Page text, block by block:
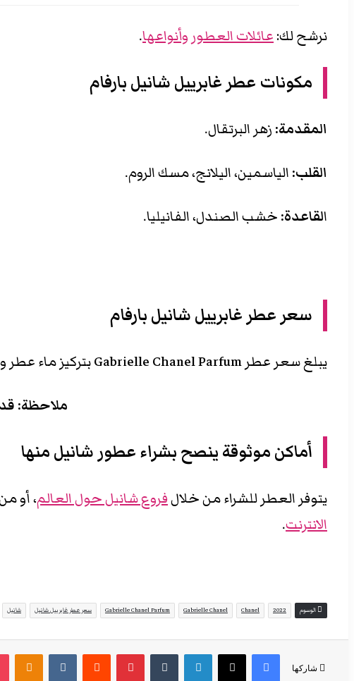
نرشح لك:عائلات العطور وأنواعها.
مكونات عطر غابرييل شانيل بارفام
المقدمة: زهر البرتقال.
القلب: الياسمين، اليلانج، مسك الروم.
القاعدة: خشب الصندل، الفانيليا.
سعر عطر غابرييل شانيل بارفام
يبلغ سعر عطر Gabrielle Chanel Parfum بتركيز ماء عطر وبسعة 35 مل 345 دولار أمريكي.
ملاحظة:
أماكن موثوقة ينصح بشراء عطور شانيل منها
يتوفر العطر للشراء من خلالفروع شانيل حول العالم، أو
الانترنت.
الوسوم 2022
Chanel
Gabrielle Chanel
Gabrielle Chanel Parfum سعر عطر غابرييل شانيل شانيل
شاركها
فيسبوك ‫X لينكدإن بينتيريست